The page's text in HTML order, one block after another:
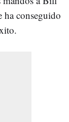
ha conseguido